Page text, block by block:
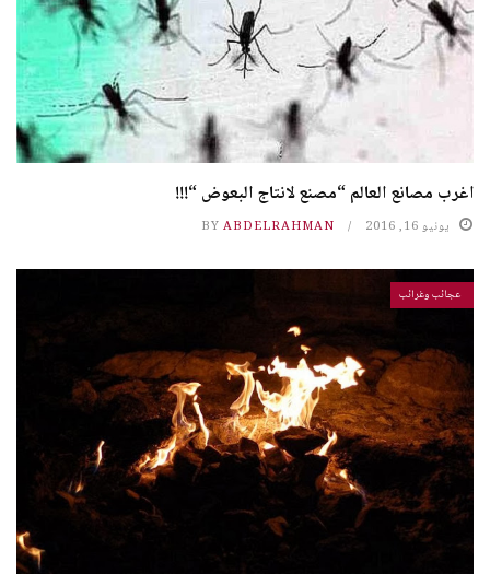
اغرب مصانع العالم “مصنع لانتاج البعوض “!!!
يونيو 16, 2016 BY ABDELRAHMAN
عجائب وغرائب